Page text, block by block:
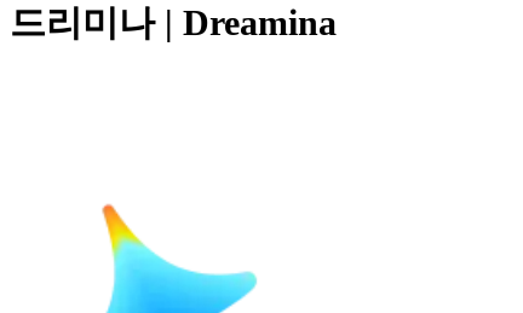
드리미나 | Dreamina